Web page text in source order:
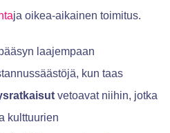
ja oikea-aikainen toimitus.
laajempaan
kun taas
vetoavat niihin, jotka
kulttuurien